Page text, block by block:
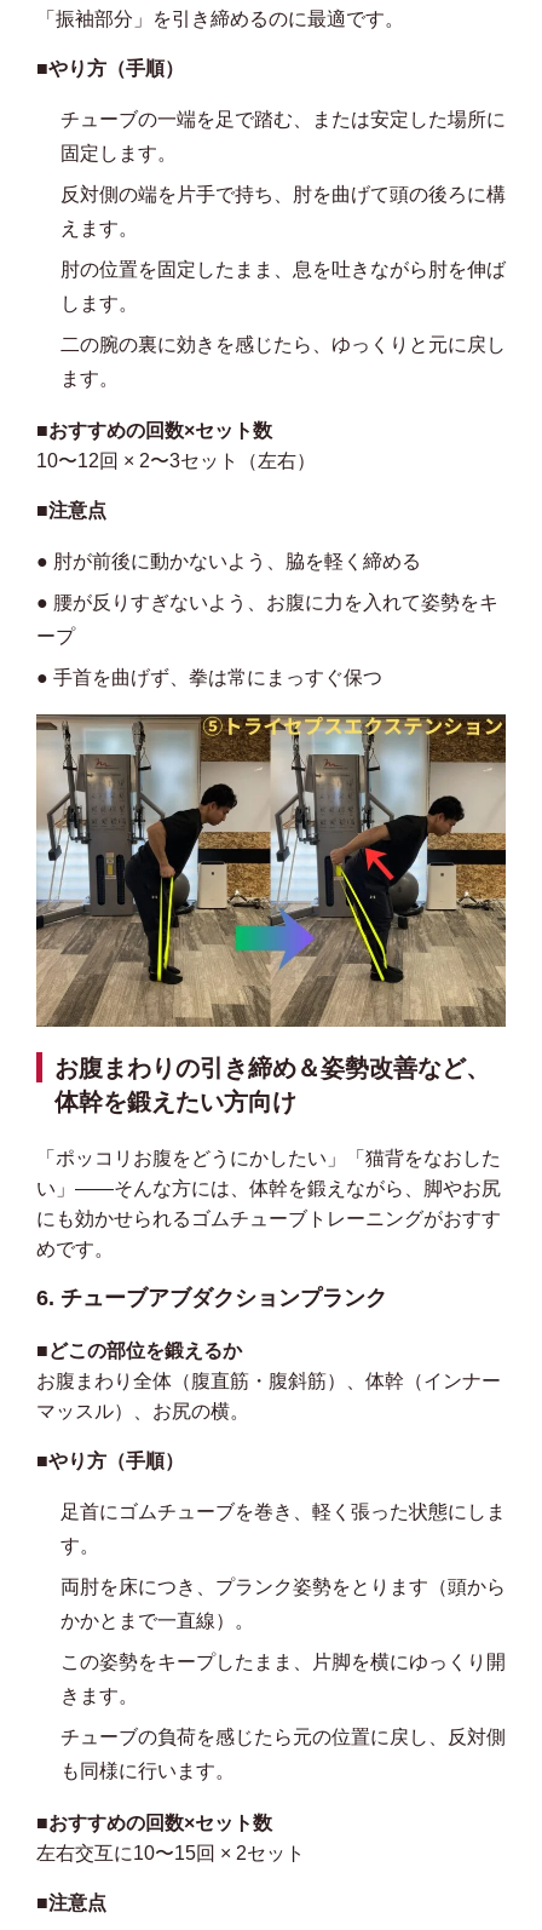
「振袖部分」を引き締めるのに最適です。
■やり方（手順）
チューブの一端を足で踏む、または安定した場所に
固定します。
反対側の端を片手で持ち、肘を曲げて頭の後ろに構
えます。
肘の位置を固定したまま、息を吐きながら肘を伸ば
します。
二の腕の裏に効きを感じたら、ゆっくりと元に戻し
ます。
■おすすめの回数×セット数
10〜12回 × 2〜3セット（左右）
■注意点
● 肘が前後に動かないよう、脇を軽く締める
● 腰が反りすぎないよう、お腹に力を入れて姿勢をキ
ープ
● 手首を曲げず、拳は常にまっすぐ保つ
お腹まわりの引き締め＆姿勢改善など、
体幹を鍛えたい方向け
「ポッコリお腹をどうにかしたい」「猫背をなおした
い」——そんな方には、体幹を鍛えながら、脚やお尻
にも効かせられるゴムチューブトレーニングがおすす
めです。
6. チューブアブダクションプランク
■どこの部位を鍛えるか
お腹まわり全体（腹直筋・腹斜筋）、体幹（インナー
マッスル）、お尻の横。
■やり方（手順）
足首にゴムチューブを巻き、軽く張った状態にしま
す。
両肘を床につき、プランク姿勢をとります（頭から
かかとまで一直線）。
この姿勢をキープしたまま、片脚を横にゆっくり開
きます。
チューブの負荷を感じたら元の位置に戻し、反対側
も同様に行います。
■おすすめの回数×セット数
左右交互に10〜15回 × 2セット
■注意点